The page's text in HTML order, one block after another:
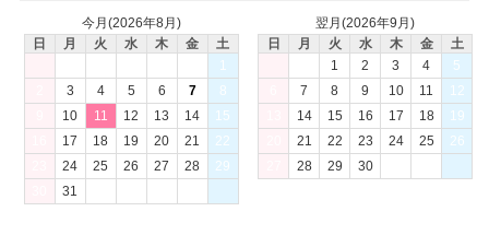
今月(2026年8月)
日
月 火 水 木 金
土
1
3 4 5 6 7
8
10 11 12 13 14
15
17 18 19 20 21
22
24 25 26 27 28
29
31
翌月(2026年9月)
日
月 火 水 木 金
土
1
2 3 4
5
7 8 9 10 11
12
14 15 16 17 18
19
21 22 23 24 25
26
28 29 30